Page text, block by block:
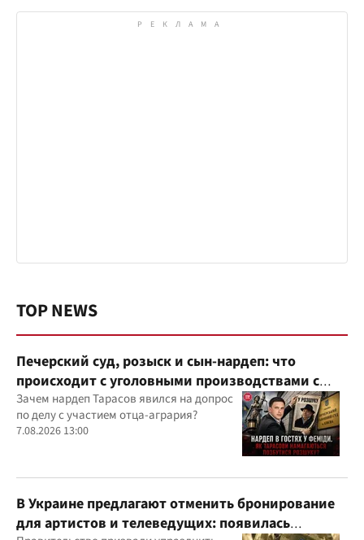
TOP NEWS
Печерский суд, розыск и сын-нардеп: что
происходит с уголовными производствами с
участием агробарона Тарасова?
Зачем нардеп Тарасов явился на допрос
по делу с участием отца-агрария?
7.08.2026 13:00
В Украине предлагают отменить бронирование
для артистов и телеведущих: появилась